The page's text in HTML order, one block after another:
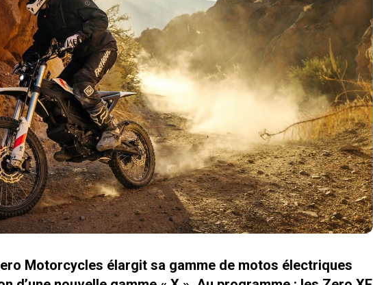
Motorcycles élargit sa gamme de motos électriques